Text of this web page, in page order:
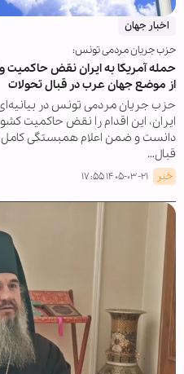
اخبار جهان
حزب جریان مردمی تونس:
حمله آمریکا به ایران نقض حاکمیت
از موضع جهان عرب در قبال تحولات
حزب جریان مردمی تونس در
ایران، این اقدام را نقض حاکمیت
دانست و ضمن اعلام همبستگی کامل
قبال…
خبر ۱۴۰۵-۰۳-۲۱ ۱۷:۵۵